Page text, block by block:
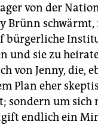
von der
Brünn schwärmt,
bürgerliche
und sie zu
von Jenny, die,
Plan eher
sondern um sich
endlich ein